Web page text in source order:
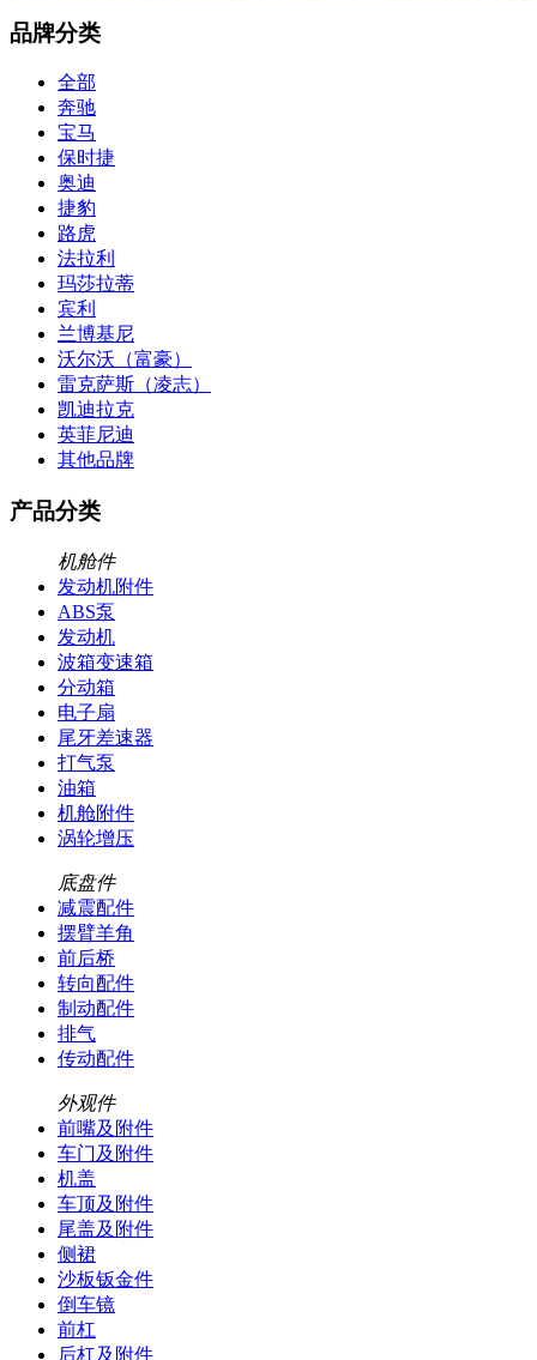
品牌分类
全部
奔驰
宝马
保时捷
奥迪
捷豹
路虎
法拉利
玛莎拉蒂
宾利
兰博基尼
沃尔沃（富豪）
雷克萨斯（凌志）
凯迪拉克
英菲尼迪
其他品牌
产品分类
机舱件
发动机附件
ABS泵
发动机
波箱变速箱
分动箱
电子扇
尾牙差速器
打气泵
油箱
机舱附件
涡轮增压
底盘件
减震配件
摆臂羊角
前后桥
转向配件
制动配件
排气
传动配件
外观件
前嘴及附件
车门及附件
机盖
车顶及附件
尾盖及附件
侧裙
沙板钣金件
倒车镜
前杠
后杠及附件